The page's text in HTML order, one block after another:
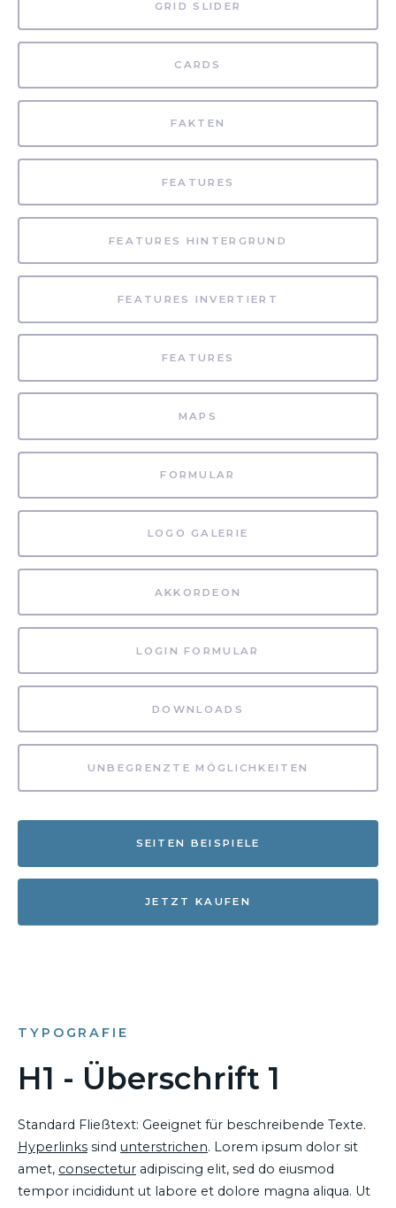
GRID SLIDER
CARDS
FAKTEN
FEATURES
FEATURES HINTERGRUND
FEATURES INVERTIERT
FEATURES
MAPS
FORMULAR
LOGO GALERIE
AKKORDEON
LOGIN FORMULAR
DOWNLOADS
UNBEGRENZTE MÖGLICHKEITEN
SEITEN BEISPIELE
JETZT KAUFEN
TYPOGRAFIE
H1 - Überschrift 1
Standard Fließtext: Geeignet für beschreibende Texte.
Hyperlinks sind unterstrichen. Lorem ipsum dolor sit
amet, consectetur adipiscing elit, sed do eiusmod
tempor incididunt ut labore et dolore magna aliqua. Ut